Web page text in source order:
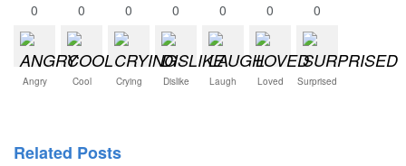
0
Angry
0
Cool
0
Crying
0
Dislike
0
Laugh
0
Loved
0
Surprised
Related Posts